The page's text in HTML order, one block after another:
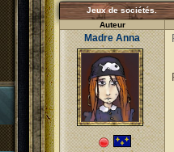
Jeux de sociétés.
Auteur
Madre Anna